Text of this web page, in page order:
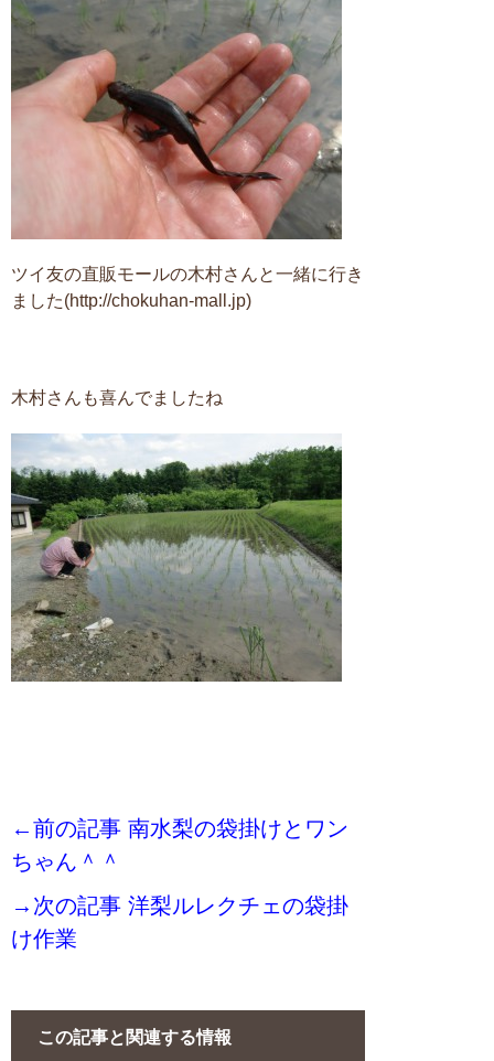
ツイ友の直販モールの木村さんと一緒に行き
ました(http://chokuhan-mall.jp)
木村さんも喜んでましたね
←前の記事 南水梨の袋掛けとワン
ちゃん＾＾
→次の記事 洋梨ルレクチェの袋掛
け作業
この記事と関連する情報